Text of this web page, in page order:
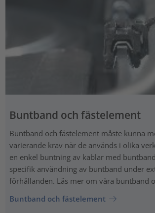
Buntband och fästelement
Buntband och fästelement måste kunna
varierande krav när de används i olika
en enkel buntning av kablar med
specifik användning av buntband under
förhållanden. Läs mer om våra buntband
Buntband och fästelement